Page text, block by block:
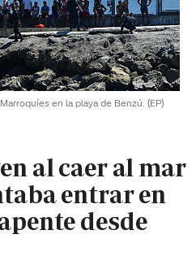
Marroquíes en la playa de Benzú. (EP)
al caer al mar
entrar en
desde